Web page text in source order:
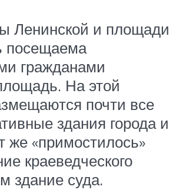
Ленинской и площади
посещаема
гражданами
На этой
почти все
здания города и
же «примостилось»
краеведческого
здание суда.